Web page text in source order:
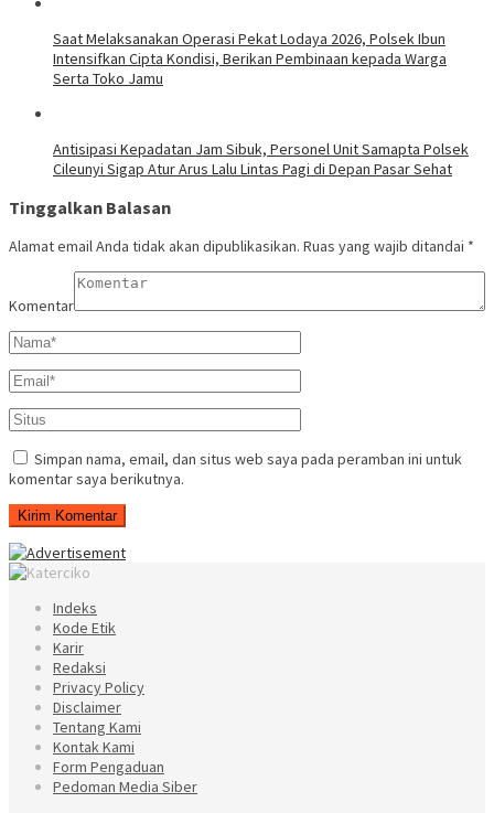
Saat Melaksanakan Operasi Pekat Lodaya 2026, Polsek Ibun
Intensifkan Cipta Kondisi, Berikan Pembinaan kepada Warga
Serta Toko Jamu
Antisipasi Kepadatan Jam Sibuk, Personel Unit Samapta Polsek
Cileunyi Sigap Atur Arus Lalu Lintas Pagi di Depan Pasar Sehat
Tinggalkan Balasan
Alamat email Anda tidak akan dipublikasikan. Ruas yang wajib ditandai *
Komentar
Simpan nama, email, dan situs web saya pada peramban ini untuk
komentar saya berikutnya.
Indeks
Kode Etik
Karir
Redaksi
Privacy Policy
Disclaimer
Tentang Kami
Kontak Kami
Form Pengaduan
Pedoman Media Siber